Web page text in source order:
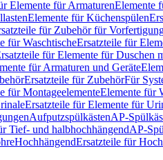
Elemente für ArmaturenElemente
Elemente für Küchenspülen
für Zubehör für
für WaschtischeErsatzteile für
für Elemente für Duschen
für Armaturen und Geräte
Ersatzteile für ZubehörFür
für MontageelementeElemente für
Ersatzteile für Elemente für
AufputzspülkästenAP-
Tief- und halbhochhängendAP-
HochhängendErsatzteile für